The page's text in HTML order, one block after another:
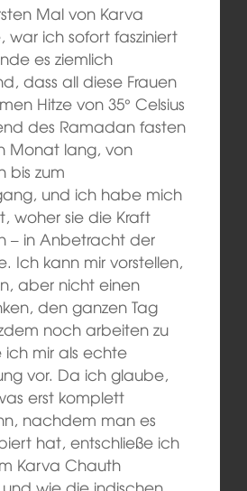
Mal von Karva
war ich sofort fasziniert
es ziemlich
dass all diese Frauen
Hitze von 35° Celsius
des Ramadan fasten
Monat lang, von
bis zum
und ich habe mich
woher sie die Kraft
– in Anbetracht der
Ich kann mir vorstellen,
aber nicht einen
den ganzen Tag
noch arbeiten zu
ich mir als echte
vor. Da ich glaube,
erst komplett
nachdem man es
hat, entschließe ich
Karva Chauth